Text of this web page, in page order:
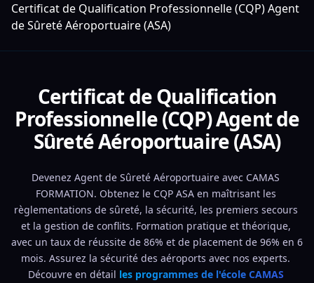
Certificat de Qualification Professionnelle (CQP) Agent
de Sûreté Aéroportuaire (ASA)
Certificat de Qualification
Professionnelle (CQP) Agent de
Sûreté Aéroportuaire (ASA)
Devenez Agent de Sûreté Aéroportuaire avec CAMAS
FORMATION. Obtenez le CQP ASA en maîtrisant les
règlementations de sûreté, la sécurité, les premiers secours
et la gestion de conflits. Formation pratique et théorique,
avec un taux de réussite de 86% et de placement de 96% en 6
mois. Assurez la sécurité des aéroports avec nos experts.
Découvre en détail les programmes de l'école CAMAS